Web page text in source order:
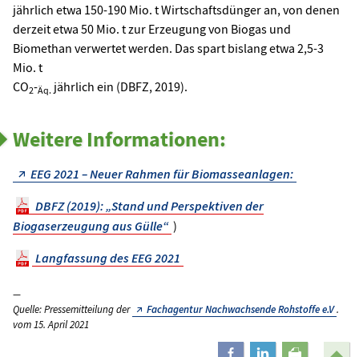
jährlich etwa 150-190 Mio. t Wirtschaftsdünger an, von denen
derzeit etwa 50 Mio. t zur Erzeugung von Biogas und
Biomethan verwertet werden. Das spart bislang etwa 2,5-3
Mio. t
CO2-Äq. jährlich ein (DBFZ, 2019).
Weitere Informationen:
EEG 2021 – Neuer Rahmen für Biomasseanlagen:
DBFZ (2019): „Stand und Perspektiven der
Biogaserzeugung aus Gülle“ )
Langfassung des EEG 2021
Quelle: Pressemitteilung der Fachagentur Nachwachsende Rohstoffe e.V.
vom 15. April 2021